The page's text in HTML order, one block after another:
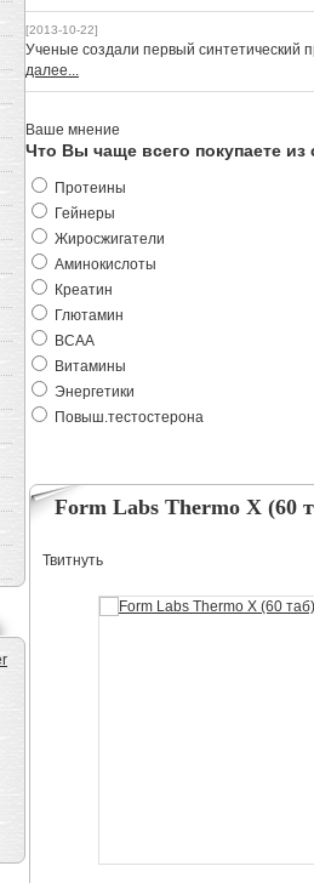
[2013-10-22]
Ученые создали первый синтетический
далее...
Ваше мнение
Что Вы чаще всего покупаете из
Протеины
Гейнеры
Жиросжигатели
Аминокислоты
Креатин
Глютамин
BCAA
Витамины
Энергетики
Повыш.тестостерона
Form Labs Thermo X (60
Твитнуть